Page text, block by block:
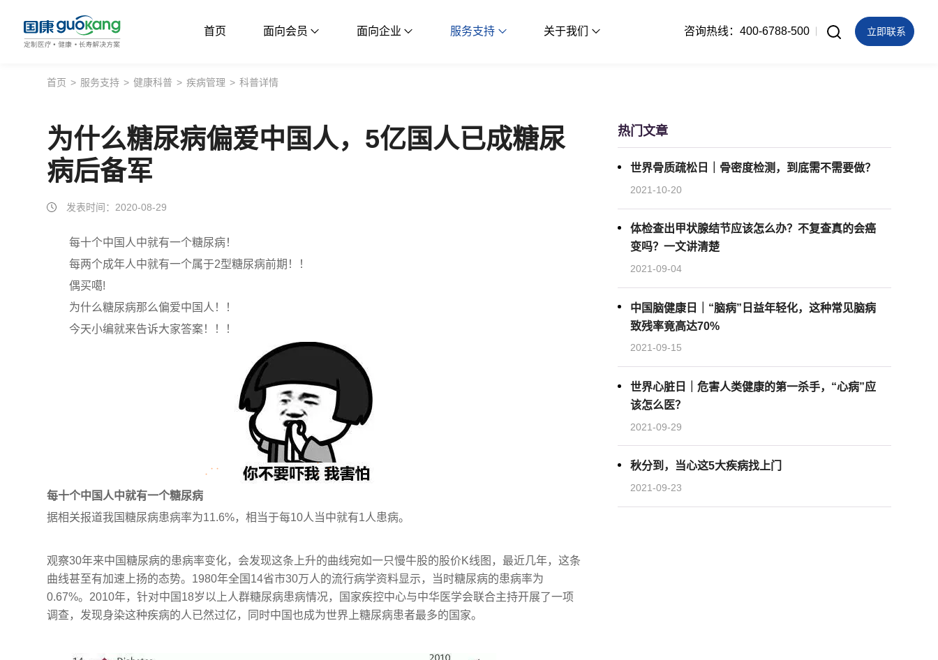
首页 面向会员 面向企业 服务支持 关于我们
面向企业
服务支持
关于我们
咨询热线：400-6788-500 立即联系
首页 > 服务支持 > 健康科普 > 疾病管理 > 科普详情
为什么糖尿病偏爱中国人，5亿国人已成糖尿
病后备军
发表时间：2020-08-29
每十个中国人中就有一个糖尿病！
每两个成年人中就有一个属于2型糖尿病前期！！
偶买噶!
为什么糖尿病那么偏爱中国人！！
今天小编就来告诉大家答案！！！
每十个中国人中就有一个糖尿病
据相关报道我国糖尿病患病率为11.6%，相当于每10人当中就有1人患病。
观察30年来中国糖尿病的患病率变化，会发现这条上升的曲线宛如一只慢牛股的股价K线图，最近几年，这条
曲线甚至有加速上扬的态势。1980年全国14省市30万人的流行病学资料显示，当时糖尿病的患病率为
0.67%。2010年，针对中国18岁以上人群糖尿病患病情况，国家疾控中心与中华医学会联合主持开展了一项
调查，发现身染这种疾病的人已然过亿，同时中国也成为世界上糖尿病患者最多的国家。
热门文章
世界骨质疏松日｜骨密度检测，到底需不需要做？
2021-10-20
体检查出甲状腺结节应该怎么办？不复查真的会癌
变吗？一文讲清楚
2021-09-04
中国脑健康日｜“脑病”日益年轻化，这种常见脑病
致残率竟高达70%
2021-09-15
世界心脏日｜危害人类健康的第一杀手，“心病”应
该怎么医？
2021-09-29
秋分到，当心这5大疾病找上门
2021-09-23